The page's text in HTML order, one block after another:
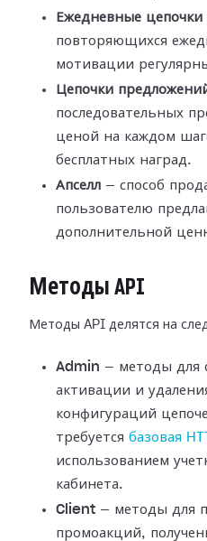
Ежедневные цепочки
повторяющихся
мотивации
Цепочки
последовательных
ценой на каждом
бесплатных наград.
Апселл — способ
пользователю
дополнительной
Методы API
Методы API делятся на
Admin — методы для
активации и
конфигураций
требуется базовая
использованием
кабинета.
Client — методы для
промоакций,